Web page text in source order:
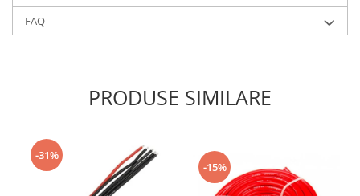
FAQ
PRODUSE SIMILARE
-31%
-15%